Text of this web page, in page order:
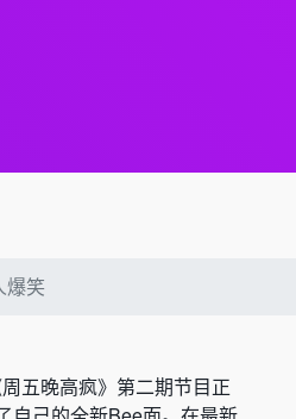
爆笑
五晚高疯》第二期节目正